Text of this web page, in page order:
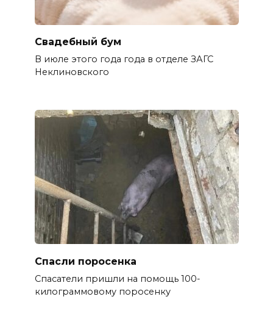
Свадебный бум
В июле этого года года в отделе ЗАГС
Неклиновского
Спасли поросенка
Спасатели пришли на помощь 100-
килограммовому поросенку